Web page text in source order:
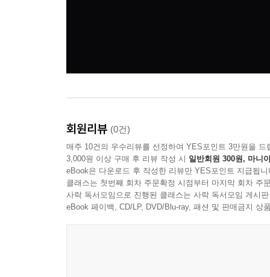
회원리뷰 (0건)
매주 10건의 우수리뷰를 선정하여 YES포인트 3만원을 드
3,000원 이상 구매 후 리뷰 작성 시 일반회원 300원, 마니
eBook은 다운로드 후 작성한 리뷰만 YES포인트 지급됩니
클래스는 첫번째 회차 주문확정 시점부터 마지막 회차 주
사락 독서모임으로 진행된 클래스는 사락 독서모임 게시
eBook 페이백, CD/LP, DVD/Blu-ray, 패션 및 판매금지 상